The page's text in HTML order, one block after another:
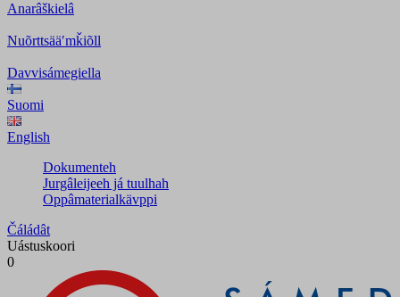
Anarâškielâ
Nuõrttsääʹmǩiõll
Davvisámegiella
Suomi
English
Dokumenteh
Jurgâleijeeh já tuulhah
Oppâmaterialkävppi
Čáládât
Uástuskoori
0